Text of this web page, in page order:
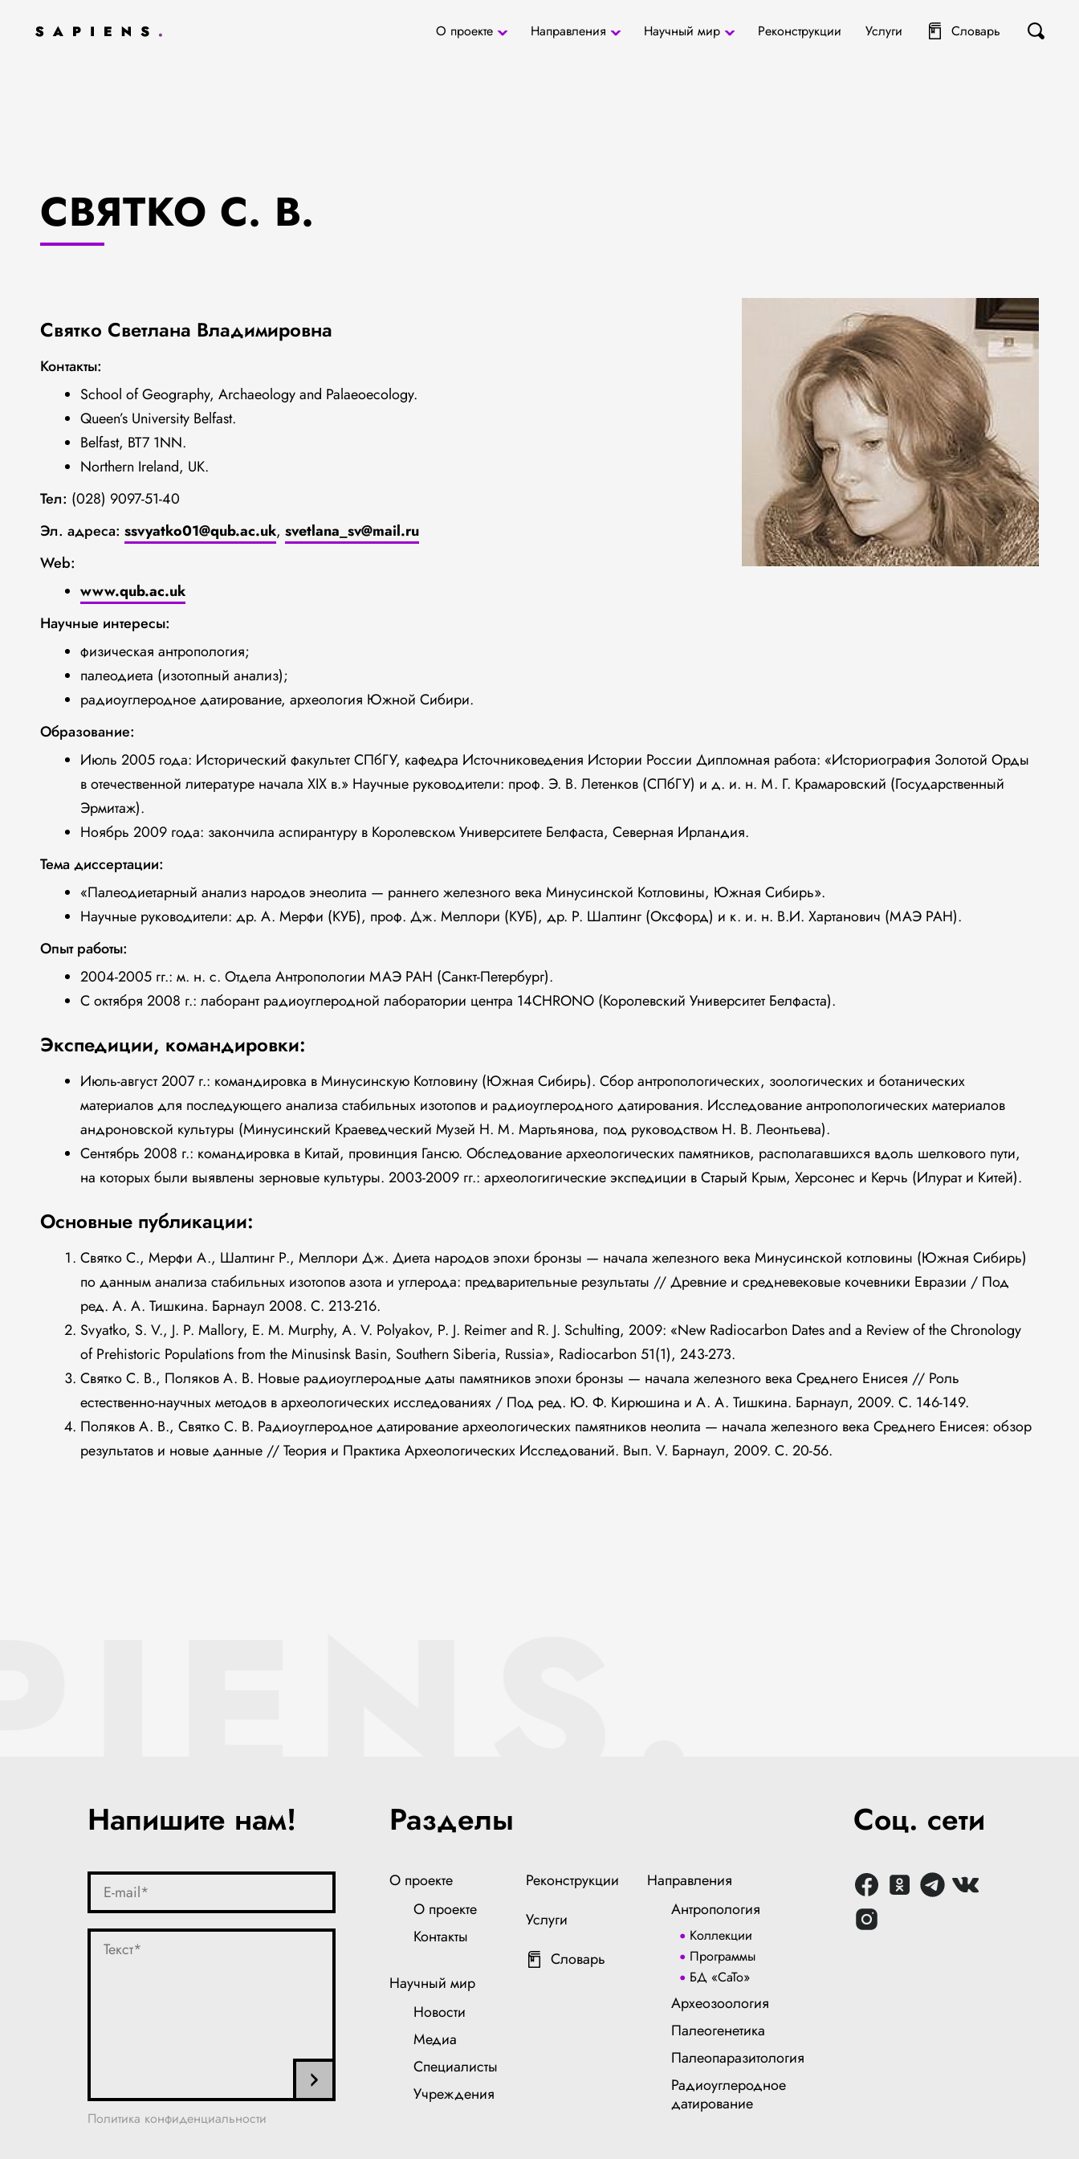
О проекте
Направления
Научный мир
Реконструкции Услуги Словарь
СВЯТКО С. В.
Святко Светлана Владимировна
Контакты:
School of Geography, Archaeology and Palaeoecology.
Queen’s University Belfast.
Belfast, BT7 1NN.
Northern Ireland, UK.
Тел: (028) 9097-51-40
Эл. адреса: ssvyatko01@qub.ac.uk, svetlana_sv@mail.ru
Web:
www.qub.ac.uk
Научные интересы:
физическая антропология;
палеодиета (изотопный анализ);
радиоуглеродное датирование, археология Южной Сибири.
Образование:
Июль 2005 года: Исторический факультет СПбГУ, кафедра Источниковедения Истории России Дипломная работа: «Историография Золотой Орды
в отечественной литературе начала XIX в.» Научные руководители: проф. Э. В. Летенков (СПбГУ) и д. и. н. М. Г. Крамаровский (Государственный
Эрмитаж).
Ноябрь 2009 года: закончила аспирантуру в Королевском Университете Белфаста, Северная Ирландия.
Тема диссертации:
«Палеодиетарный анализ народов энеолита — раннего железного века Минусинской Котловины, Южная Сибирь».
Научные руководители: др. А. Мерфи (КУБ), проф. Дж. Меллори (КУБ), др. Р. Шалтинг (Оксфорд) и к. и. н. В.И. Хартанович (МАЭ РАН).
Опыт работы:
2004-2005 гг.: м. н. с. Отдела Антропологии МАЭ РАН (Санкт-Петербург).
С октября 2008 г.: лаборант радиоуглеродной лаборатории центра 14CHRONO (Королевский Университет Белфаста).
Экспедиции, командировки:
Июль-август 2007 г.: командировка в Минусинскую Котловину (Южная Сибирь). Сбор антропологических, зоологических и ботанических
материалов для последующего анализа стабильных изотопов и радиоуглеродного датирования. Исследование антропологических материалов
андроновской культуры (Минусинский Краеведческий Музей Н. М. Мартьянова, под руководством Н. В. Леонтьева).
Сентябрь 2008 г.: командировка в Китай, провинция Гансю. Обследование археологических памятников, располагавшихся вдоль шелкового пути,
на которых были выявлены зерновые культуры. 2003-2009 гг.: археологигические экспедиции в Старый Крым, Херсонес и Керчь (Илурат и Китей).
Основные публикации:
Святко С., Мерфи А., Шалтинг Р., Меллори Дж. Диета народов эпохи бронзы — начала железного века Минусинской котловины (Южная Сибирь)
по данным анализа стабильных изотопов азота и углерода: предварительные результаты // Древние и средневековые кочевники Евразии / Под
ред. А. А. Тишкина. Барнаул 2008. С. 213-216.
Svyatko, S. V., J. P. Mallory, E. M. Murphy, A. V. Polyakov, P. J. Reimer and R. J. Schulting, 2009: «New Radiocarbon Dates and a Review of the Chronology
of Prehistoric Populations from the Minusinsk Basin, Southern Siberia, Russia», Radiocarbon 51(1), 243-273.
Святко С. В., Поляков А. В. Новые радиоуглеродные даты памятников эпохи бронзы — начала железного века Среднего Енисея // Роль
естественно-научных методов в археологических исследованиях / Под ред. Ю. Ф. Кирюшина и А. А. Тишкина. Барнаул, 2009. С. 146-149.
Поляков А. В., Святко С. В. Радиоуглеродное датирование археологических памятников неолита — начала железного века Среднего Енисея: обзор
результатов и новые данные // Теория и Практика Археологических Исследований. Вып. V. Барнаул, 2009. С. 20-56.
Напишите нам!
Политика конфиденциальности
Разделы
О проекте
О проекте
Контакты
Научный мир
Новости
Медиа
Специалисты
Учреждения
Реконструкции
Услуги
Словарь
Направления
Антропология
Коллекции
Программы
БД «СаТо»
Археозоология
Палеогенетика
Палеопаразитология
Радиоуглеродное
датирование
Соц. сети